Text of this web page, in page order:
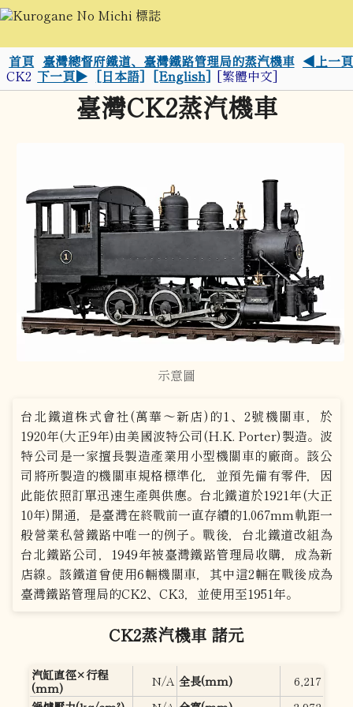
首頁 臺灣總督府鐵道、臺灣鐵路管理局的蒸汽機車 ◀上一頁
CK2 下一頁▶ [日本語] [English] [繁體中文]
臺灣CK2蒸汽機車
示意圖
台北鐵道株式會社(萬華～新店)的1、2號機關車，於
1920年(大正9年)由美國波特公司(H.K. Porter)製造。波
特公司是一家擅長製造產業用小型機關車的廠商。該公
司將所製造的機關車規格標準化，並預先備有零件，因
此能依照訂單迅速生產與供應。台北鐵道於1921年(大正
10年)開通，是臺灣在終戰前一直存續的1,067mm軌距一
般營業私營鐵路中唯一的例子。戰後，台北鐵道改組為
台北鐵路公司，1949年被臺灣鐵路管理局收購，成為新
店線。該鐵道曾使用6輛機關車，其中這2輛在戰後成為
臺灣鐵路管理局的CK2、CK3，並使用至1951年。
CK2蒸汽機車 諸元
汽缸直徑×行程
(mm)
N/A 全長(mm)
6,217